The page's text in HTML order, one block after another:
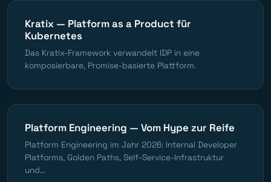
Kratix — Platform as a Product für
Kubernetes
Das Kratix-Framework verwandelt IDP in eine
komposierbare, Promise-basierte Plattform.
Platform Engineering — Vom Hype zur Reife
Platform Engineering im Jahr 2026: Internal Developer
Platforms, Golden Paths, Self-Service-Infrastruktur
und...